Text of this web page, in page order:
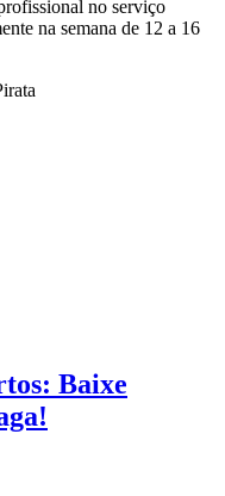
no serviço
na semana de 12 a 16
Baixe